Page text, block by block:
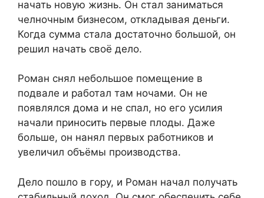
начать новую жизнь. Он стал заниматься
челночным бизнесом, откладывая деньги.
Когда сумма стала достаточно большой, он
решил начать своё дело.
Роман снял небольшое помещение в
подвале и работал там ночами. Он не
появлялся дома и не спал, но его усилия
начали приносить первые плоды. Даже
больше, он нанял первых работников и
увеличил объёмы производства.
Дело пошло в гору, и Роман начал получать